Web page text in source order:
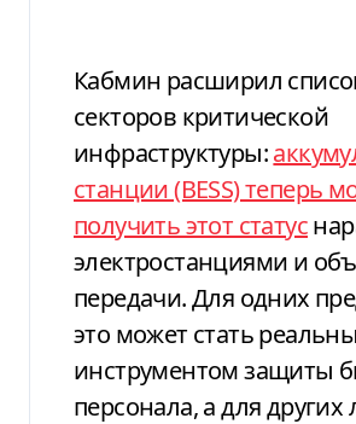
Кабмин расширил список
секторов критической
инфраструктуры:
станции (BESS) теперь
получить этот статус
электростанциями и
передачи. Для одних
это может стать
инструментом защиты
персонала, а для